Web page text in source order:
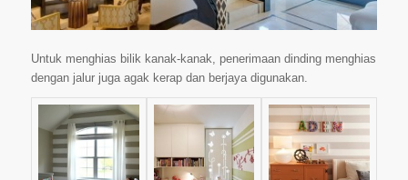
Untuk menghias bilik kanak-kanak, penerimaan dinding menghias
dengan jalur juga agak kerap dan berjaya digunakan.